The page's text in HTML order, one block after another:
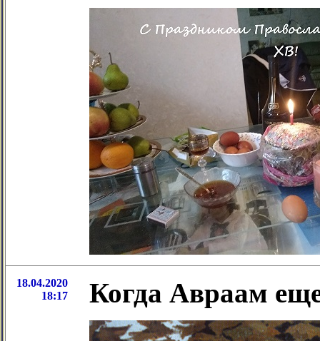
18.04.2020
18:17
Когда Авраам